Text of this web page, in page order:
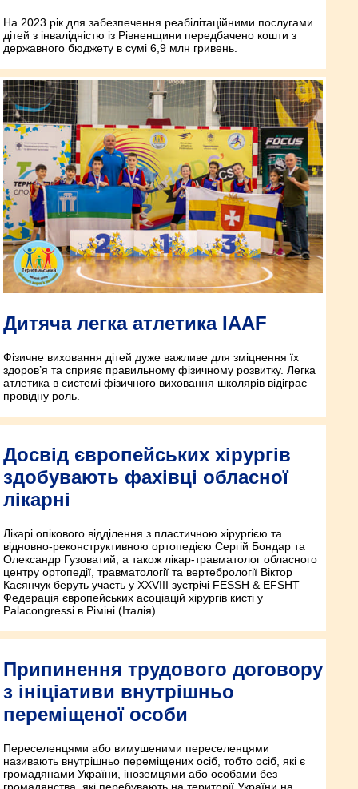
На 2023 рік для забезпечення реабілітаційними послугами
дітей з інвалідністю із Рівненщини передбачено кошти з
державного бюджету в сумі 6,9 млн гривень.
Дитяча легка атлетика IAAF
Фізичне виховання дітей дуже важливе для зміцнення їх
здоров’я та сприяє правильному фізичному розвитку. Легка
атлетика в системі фізичного виховання школярів відіграє
провідну роль.
Досвід європейських хірургів
здобувають фахівці обласної
лікарні
Лікарі опікового відділення з пластичною хірургією та
відновно-реконструктивною ортопедією Сергій Бондар та
Олександр Гузоватий, а також лікар-травматолог обласного
центру ортопедії, травматології та вертебрології Віктор
Касянчук беруть участь у XXVIII зустрічі FESSH & EFSHT –
Федерація європейських асоціацій хірургів кисті у
Palacongressi в Ріміні (Італія).
Припинення трудового договору
з ініціативи внутрішньо
переміщеної особи
Переселенцями або вимушеними переселенцями
називають внутрішньо переміщених осіб, тобто осіб, які є
громадянами України, іноземцями або особами без